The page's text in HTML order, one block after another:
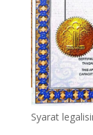
Syarat